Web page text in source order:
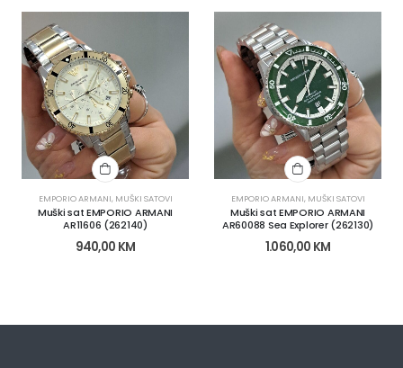
EMPORIO ARMANI, MUŠKI SATOVI
Muški sat EMPORIO ARMANI
AR11606 (262140)
940,00 KM
EMPORIO ARMANI, MUŠKI SATOVI
Muški sat EMPORIO ARMANI
AR60088 Sea Explorer (262130)
1.060,00 KM